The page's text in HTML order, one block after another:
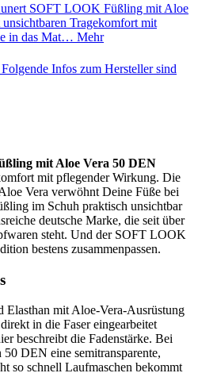
SOFT LOOK Füßling mit Aloe
Tragekomfort mit
in das Mat… Mehr
Folgende Infos zum Hersteller sind
mit Aloe Vera 50 DEN
mit pflegender Wirkung. Die
Vera verwöhnt Deine Füße bei
im Schuh praktisch unsichtbar
deutsche Marke, die seit über
steht. Und der SOFT LOOK
bestens zusammenpassen.
Elasthan mit Aloe-Vera-Ausrüstung
in die Faser eingearbeitet
beschreibt die Fadenstärke. Bei
DEN eine semitransparente,
so schnell Laufmaschen bekommt